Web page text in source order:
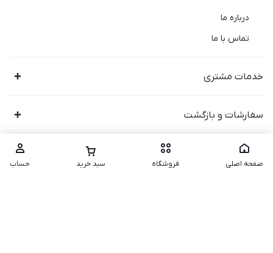
درباره ما
تماس با ما
خدمات مشتری
سفارشات و بازگشت
صفحه اصلی فروشگاه سبد خرید حساب